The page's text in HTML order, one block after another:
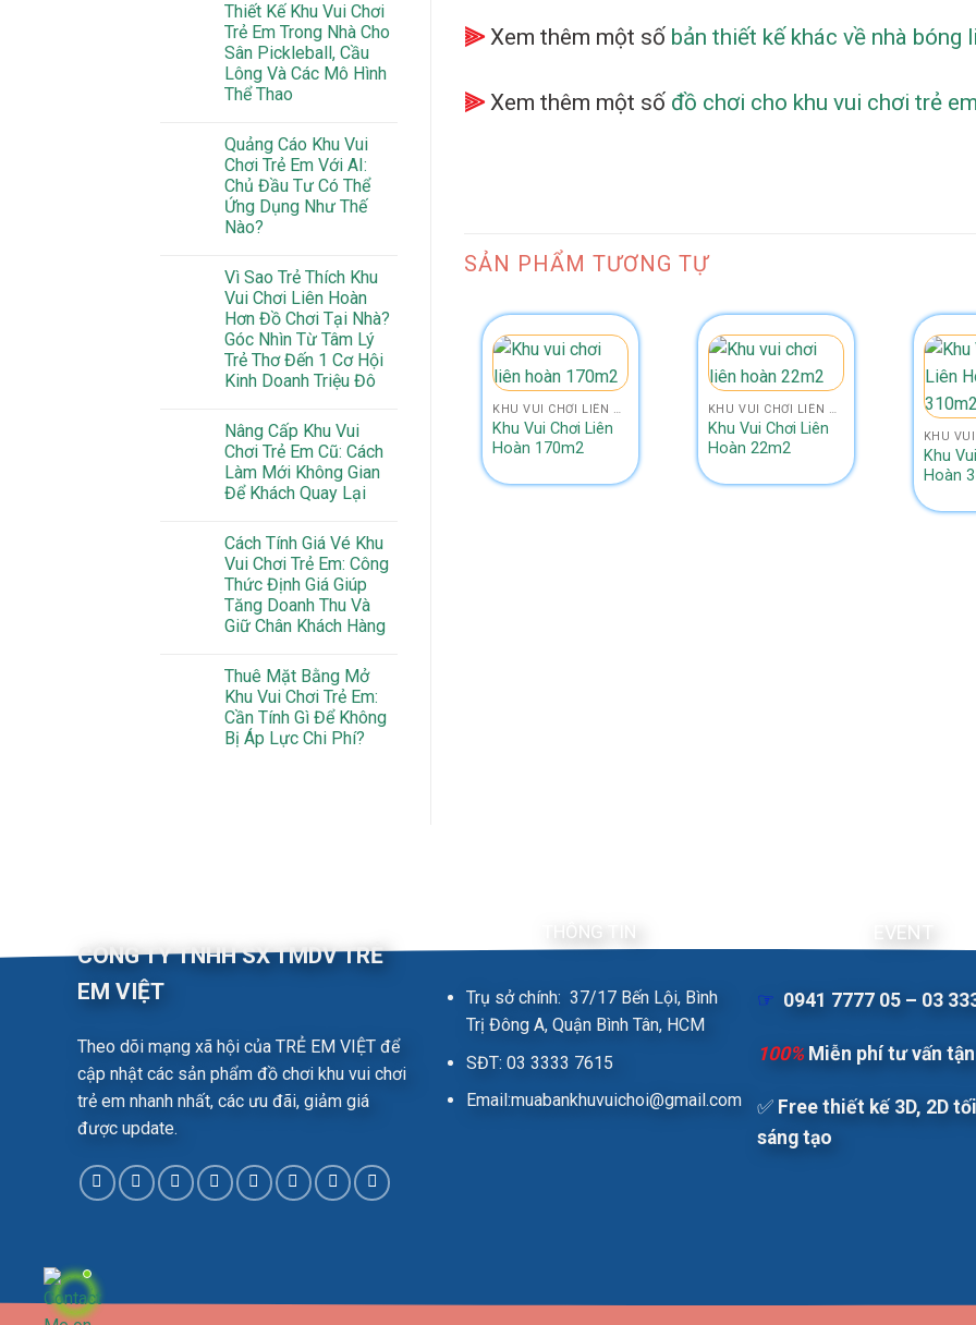
Thiết Kế Khu Vui Chơi
Trẻ Em Trong Nhà Cho
Sân Pickleball, Cầu
Lông Và Các Mô Hình
Thể Thao
Quảng Cáo Khu Vui
Chơi Trẻ Em Với AI:
Chủ Đầu Tư Có Thể
Ứng Dụng Như Thế
Nào?
Vì Sao Trẻ Thích Khu
Vui Chơi Liên Hoàn
Hơn Đồ Chơi Tại Nhà?
Góc Nhìn Từ Tâm Lý
Trẻ Thơ Đến 1 Cơ Hội
Kinh Doanh Triệu Đô
Nâng Cấp Khu Vui
Chơi Trẻ Em Cũ: Cách
Làm Mới Không Gian
Để Khách Quay Lại
Cách Tính Giá Vé Khu
Vui Chơi Trẻ Em: Công
Thức Định Giá Giúp
Tăng Doanh Thu Và
Giữ Chân Khách Hàng
Thuê Mặt Bằng Mở
Khu Vui Chơi Trẻ Em:
Cần Tính Gì Để Không
Bị Áp Lực Chi Phí?
⫸ Xem thêm một số bản thiết kế khác về nhà bóng
⫸ Xem thêm một số đồ chơi cho khu vui chơi trẻ
SẢN PHẨM TƯƠNG TỰ
KHU VUI CHƠI LIÊN HOÀN SIZE 150M2 - 200M2
Khu Vui Chơi Liên
Hoàn 170m2
KHU VUI CHƠI LIÊN HOÀN NHỎ HƠN SIZE 50M2
Khu Vui Chơi Liên
Hoàn 22m2
Khu
Hoàn
CÔNG TY TNHH SX TMDV TRẺ
EM VIỆT
Theo dõi mạng xã hội của TRẺ EM VIỆT để
cập nhật các sản phẩm đồ chơi khu vui chơi
trẻ em nhanh nhất, các ưu đãi, giảm giá
được update.
THÔNG TIN
Trụ sở chính: 37/17 Bến Lội, Bình
Trị Đông A, Quận Bình Tân, HCM
SĐT: 03 3333 7615
Email:muabankhuvuichoi@gmail.com
EVENT
☞ 0941 7777 05 – 03
100% Miễn phí tư vấn
✅ Free t hiết kế 3D, 2D
sáng tạo